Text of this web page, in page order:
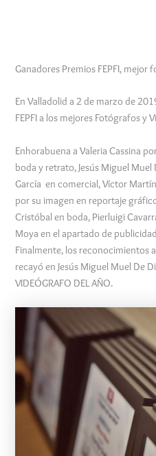
Ganadores Premios FEPFI,
En Valladolid a 2 de marzo de
FEPFI a los mejores Fotógrafos y
Enhorabuena a Valeria Cassina
boda y retrato, Jesús Miguel
García en comercial, Víctor
por su imagen en reportaje
Cristóbal en boda, Pierluigi
Moya en el apartado de
Finalmente, los reconocimientos a
recayó en Jesús Miguel Muel De
VIDEÓGRAFO DEL AÑO.